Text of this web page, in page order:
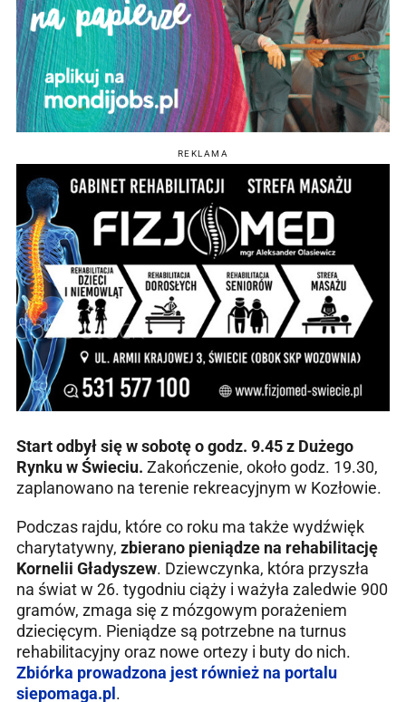
REKLAMA
Start odbył się w sobotę o godz. 9.45 z Dużego
Rynku w Świeciu. Zakończenie, około godz. 19.30,
zaplanowano na terenie rekreacyjnym w Kozłowie.
Podczas rajdu, które co roku ma także wydźwięk
charytatywny, zbierano pieniądze na rehabilitację
Kornelii Gładyszew. Dziewczynka, która przyszła
na świat w 26. tygodniu ciąży i ważyła zaledwie 900
gramów, zmaga się z mózgowym porażeniem
dziecięcym. Pieniądze są potrzebne na turnus
rehabilitacyjny oraz nowe ortezy i buty do nich.
Zbiórka prowadzona jest również na portalu
siepomaga.pl .